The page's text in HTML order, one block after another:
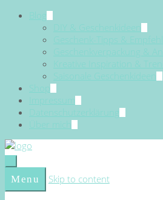
Blog
DIY & Geschenkideen
Geschenk-Tipps &
Geschenkverpackung &
Kreative Inspiration &
Saisonale Geschenkideen
Shop
Impressum
Datenschutzerklärung
Über mich
Menu Skip to content